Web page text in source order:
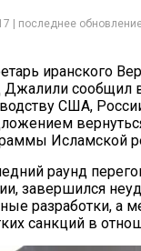
| последнее
иранского
Джалили сообщил в
США,
Исламской
раунд
завершился
разработки, а
санкций в